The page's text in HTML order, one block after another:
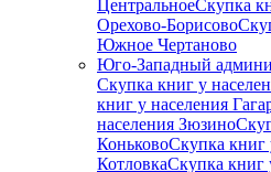
ЦентральноеСкупка
Орехово-Борисово
Южное Чертаново
Юго-Западный
Скупка книг у
книг у населения
населения Зюзино
КоньковоСкупка книг
КотловкаСкупка книг